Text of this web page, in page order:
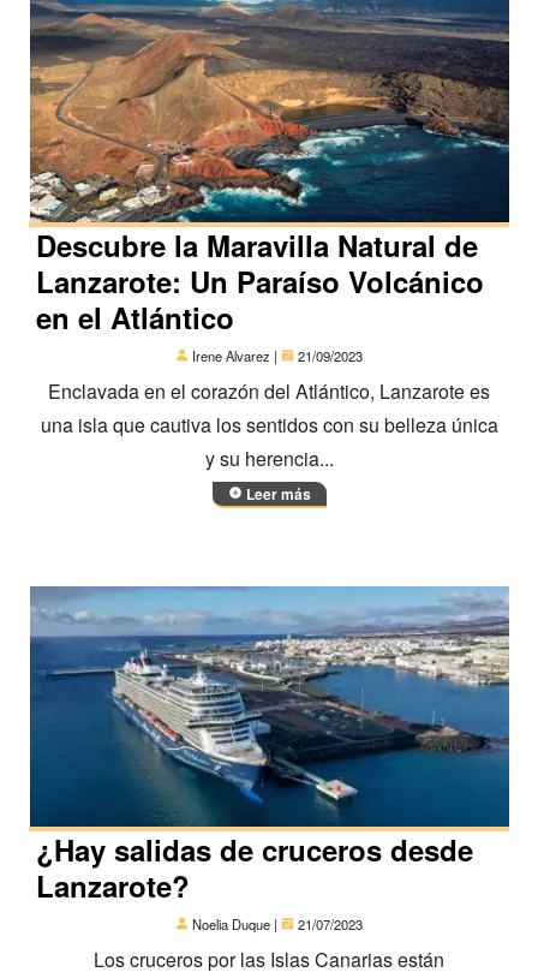
Descubre la Maravilla Natural de
Lanzarote: Un Paraíso Volcánico
en el Atlántico
Irene Alvarez | 21/09/2023
Enclavada en el corazón del Atlántico, Lanzarote es
una isla que cautiva los sentidos con su belleza única
y su herencia...
Leer más
¿Hay salidas de cruceros desde
Lanzarote?
Noelia Duque | 21/07/2023
Los cruceros por las Islas Canarias están